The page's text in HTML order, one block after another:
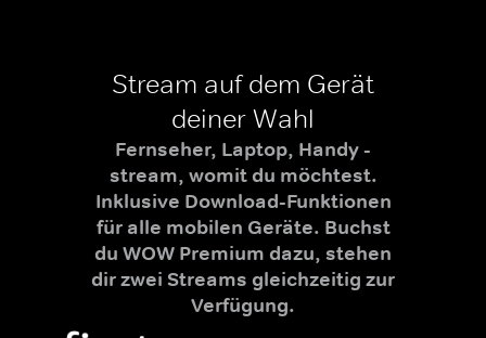
Stream auf dem Gerät
deiner Wahl
Fernseher, Laptop, Handy -
stream, womit du möchtest.
Inklusive Download-Funktionen
für alle mobilen Geräte. Buchst
du WOW Premium dazu, stehen
dir zwei Streams gleichzeitig zur
Verfügung.